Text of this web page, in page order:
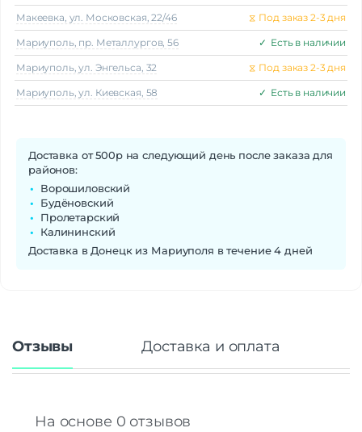
Макеeвка, ул. Московская, 22/46 ⧖ Под заказ 2-3 дня
Мариуполь, пр. Металлургов, 56 ✓ Есть в наличии
Мариуполь, ул. Энгельса, 32 ⧖ Под заказ 2-3 дня
Мариуполь, ул. Киевская, 58 ✓ Есть в наличии
Доставка от 500р на следующий день после заказа для
районов:
Ворошиловский
Будёновский
Пролетарский
Калининский
Доставка в Донецк из Мариуполя в течение 4 дней
Отзывы Доставка и оплата
На основе 0 отзывов